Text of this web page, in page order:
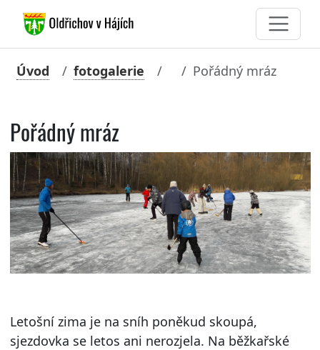
Úvod fotogalerie Pořádný mráz
Pořádný mráz
Letošní zima je na sníh poněkud skoupá,
sjezdovka se letos ani nerozjela. Na běžkařské